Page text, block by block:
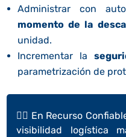
Administrar con
momento de la
unidad.
Incrementar la
parametrización de
👉🏼 En Recurso
visibilidad logística